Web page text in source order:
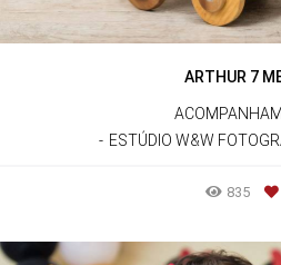
ARTHUR 7
ESTÚDIO W&W
835